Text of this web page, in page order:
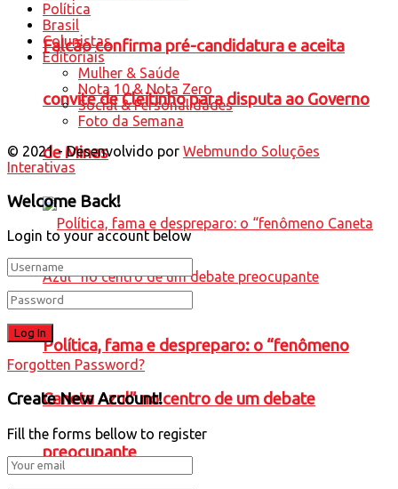
Falcão confirma pré-candidatura e aceita
convite de Cleitinho para disputa ao Governo
de Minas
Política, fama e despreparo: o “fenômeno
Caneta Azul” no centro de um debate
preocupante
Política
Brasil
Colunistas
Editoriais
Mulher & Saúde
Nota 10 & Nota Zero
Social & Personalidades
Foto da Semana
© 2021 - Desenvolvido por Webmundo Soluções
Interativas
Welcome Back!
Login to your account below
Forgotten Password?
Create New Account!
Fill the forms bellow to register